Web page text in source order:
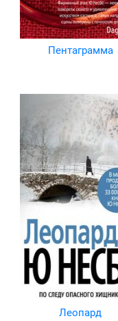
Пентаграмма
Леопард